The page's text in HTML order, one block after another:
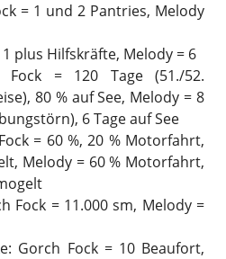
= 1 und 2 Pantries, Melody
plus Hilfskräfte, Melody = 6
Fock = 120 Tage (51./52.
80 % auf See, Melody = 8
6 Tage auf See
= 60 %, 20 % Motorfahrt,
Melody = 60 % Motorfahrt,
Fock = 11.000 sm, Melody =
Gorch Fock = 10 Beaufort,